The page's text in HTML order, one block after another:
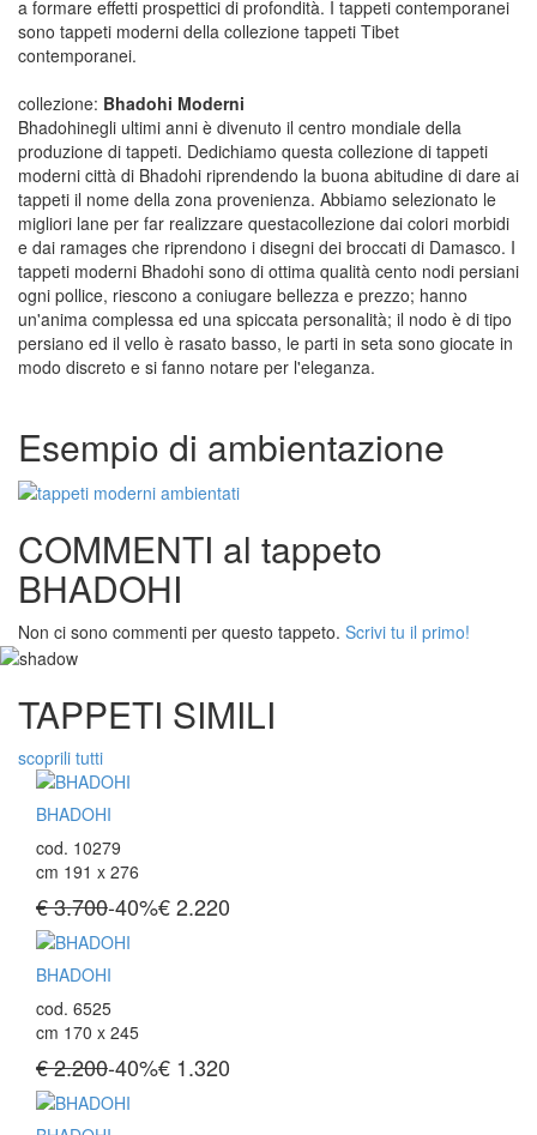
a formare effetti prospettici di profondità. I tappeti contemporanei
sono tappeti moderni della collezione tappeti Tibet
contemporanei.
collezione: Bhadohi Moderni
Bhadohinegli ultimi anni è divenuto il centro mondiale della
produzione di tappeti. Dedichiamo questa collezione di tappeti
moderni città di Bhadohi riprendendo la buona abitudine di dare ai
tappeti il nome della zona provenienza. Abbiamo selezionato le
migliori lane per far realizzare questacollezione dai colori morbidi
e dai ramages che riprendono i disegni dei broccati di Damasco. I
tappeti moderni Bhadohi sono di ottima qualità cento nodi persiani
ogni pollice, riescono a coniugare bellezza e prezzo; hanno
un'anima complessa ed una spiccata personalità; il nodo è di tipo
persiano ed il vello è rasato basso, le parti in seta sono giocate in
modo discreto e si fanno notare per l'eleganza.
Esempio di ambientazione
COMMENTI al tappeto
BHADOHI
Non ci sono commenti per questo tappeto. Scrivi tu il primo!
TAPPETI SIMILI
scoprili tutti
BHADOHI
cod. 10279
cm 191 x 276
€ 3.700-40%€2.220
BHADOHI
cod. 6525
cm 170 x 245
€ 2.200-40%€ 1.320